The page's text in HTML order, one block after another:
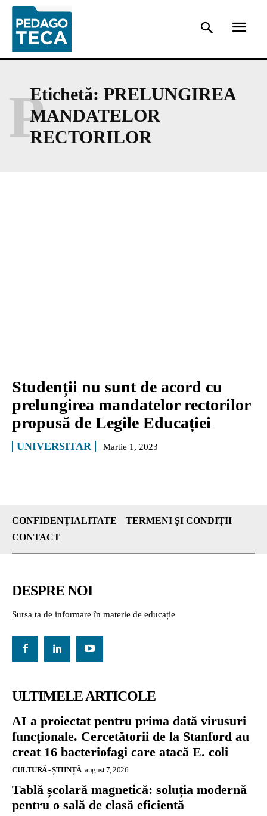
Etichetă: PRELUNGIREA
MANDATELOR
RECTORILOR
P
Studenții nu sunt de acord cu
prelungirea mandatelor rectorilor
propusă de Legile Educației
UNIVERSITAR Martie 1, 2023
CONFIDENȚIALITATE
TERMENI ȘI CONDIȚII
CONTACT
DESPRE NOI
Sursa ta de informare în materie de educație
ULTIMELE ARTICOLE
AI a proiectat pentru prima dată virusuri
funcționale. Cercetătorii de la Stanford au
creat 16 bacteriofagi care atacă E. coli
CULTURĂ - ȘTIINȚĂ august 7, 2026
Tablă școlară magnetică: soluția modernă
pentru o sală de clasă eficientă